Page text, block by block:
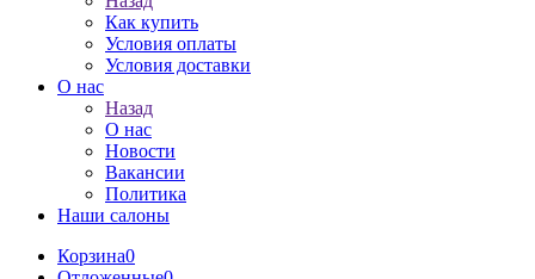
Как купить
Условия оплаты
Условия доставки
О нас
Назад
О нас
Новости
Вакансии
Политика
Наши салоны
Корзина0